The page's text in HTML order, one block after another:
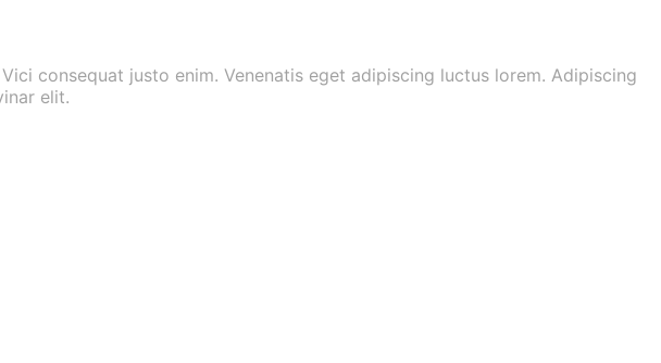
consequat justo enim. Venenatis eget adipiscing luctus lorem. Adipiscing
elit.